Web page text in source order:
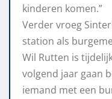
kinderen komen.”
Verder vroeg
station als
Wil Rutten is
volgend jaar gaan
iemand met een